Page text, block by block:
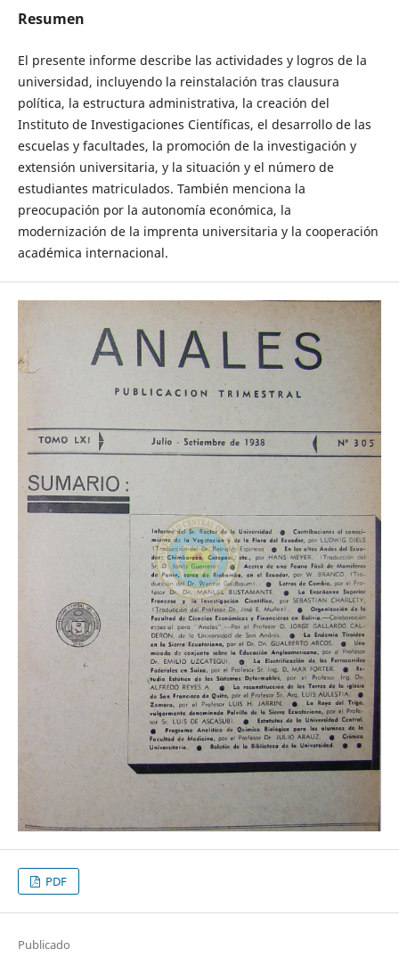
Resumen
El presente informe describe las actividades y logros de la
universidad, incluyendo la reinstalación tras clausura
política, la estructura administrativa, la creación del
Instituto de Investigaciones Científicas, el desarrollo de las
escuelas y facultades, la promoción de la investigación y
extensión universitaria, y la situación y el número de
estudiantes matriculados. También menciona la
preocupación por la autonomía económica, la
modernización de la imprenta universitaria y la cooperación
académica internacional.
PDF
Publicado